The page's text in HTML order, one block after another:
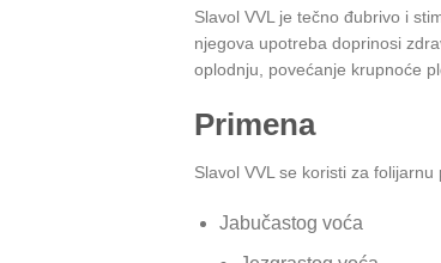
Slavol VVL je tečno đubrivo i
njegova upotreba doprinosi
oplodnju, povećanje krupnoće
Primena
Slavol VVL se koristi za
Jabučastog voća